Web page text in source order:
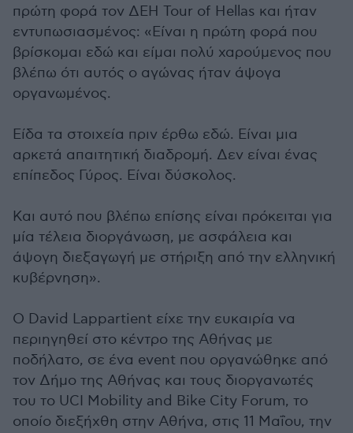
πρώτη φορά τον ΔΕΗ Tour of Hellas και ήταν
εντυπωσιασμένος: «Είναι η πρώτη φορά που
βρίσκομαι εδώ και είμαι πολύ χαρούμενος που
βλέπω ότι αυτός ο αγώνας ήταν άψογα
οργανωμένος.
Είδα τα στοιχεία πριν έρθω εδώ. Είναι μια
αρκετά απαιτητική διαδρομή. Δεν είναι ένας
επίπεδος Γύρος. Είναι δύσκολος.
Και αυτό που βλέπω επίσης είναι πρόκειται για
μία τέλεια διοργάνωση, με ασφάλεια και
άψογη διεξαγωγή με στήριξη από την ελληνική
κυβέρνηση».
Ο David Lappartient είχε την ευκαιρία να
περιηγηθεί στο κέντρο της Αθήνας με
ποδήλατο, σε ένα event που οργανώθηκε από
τον Δήμο της Αθήνας και τους διοργανωτές
του το UCI Mobility and Bike City Forum, το
οποίο διεξήχθη στην Αθήνα, στις 11 Μαΐου, την